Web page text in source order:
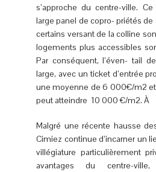
s’approche du centre-ville.
large panel de copro- priétés
certains versant de la colline
logements plus accessibles
Par conséquent, l’éven- tail
large, avec un ticket d’entrée
une moyenne de 6 000€/m2
peut atteindre 10 000 €/m2. À
Malgré une récente hausse
Cimiez continue d’incarner un
villégiature particulièrement
avantages du centre-